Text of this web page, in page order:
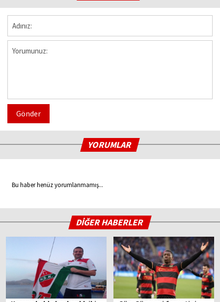
Gönder
YORUMLAR
Bu haber henüz yorumlanmamış...
DİĞER HABERLER